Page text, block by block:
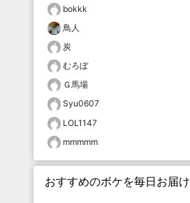
bokkk
鳥人
炭
むろぼ
Ｇ馬場
Syu0607
LOL1147
mmmmm
おすすめのボケを毎日お届け